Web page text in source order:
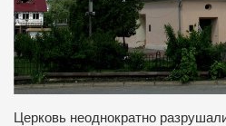
Церковь неоднократно